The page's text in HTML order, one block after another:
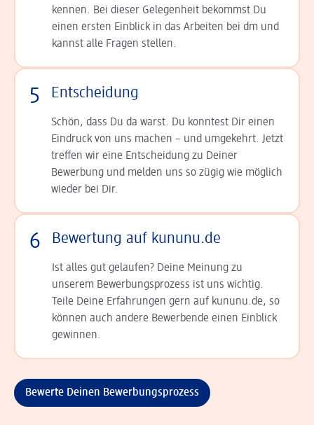
kennen. Bei dieser Gelegenheit bekommst Du
einen ersten Einblick in das Arbeiten bei dm und
kannst alle Fragen stellen.
5 Entscheidung
Schön, dass Du da warst. Du konntest Dir einen
Ein­druck von uns machen – und umgekehrt. Jetzt
tref­fen wir eine Entscheidung zu Deiner
Bewerbung und melden uns so zügig wie möglich
wieder bei Dir.
6 Bewertung auf kununu.de
Ist alles gut gelaufen? Deine Meinung zu
unserem Bewerbungsprozess ist uns wichtig.
Teile Deine Erfahrungen gern auf kununu.de, so
können auch andere Bewerbende einen Einblick
gewinnen.
Bewerte Deinen Bewerbungsprozess